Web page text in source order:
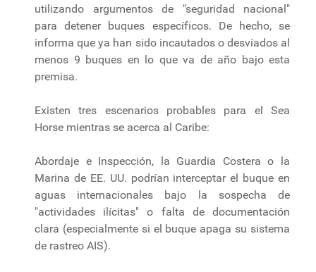
utilizando argumentos de "seguridad nacional"
para detener buques específicos. De hecho, se
informa que ya han sido incautados o desviados al
menos 9 buques en lo que va de año bajo esta
premisa.
Existen tres escenarios probables para el Sea
Horse mientras se acerca al Caribe:
Abordaje e Inspección, la Guardia Costera o la
Marina de EE. UU. podrían interceptar el buque en
aguas internacionales bajo la sospecha de
"actividades ilícitas" o falta de documentación
clara (especialmente si el buque apaga su sistema
de rastreo AIS).